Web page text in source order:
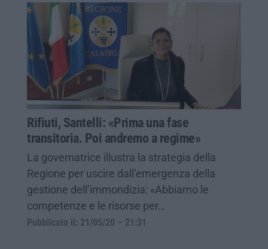
Rifiuti, Santelli: «Prima una fase
transitoria. Poi andremo a regime»
La governatrice illustra la strategia della
Regione per uscire dall’emergenza della
gestione dell’immondizia: «Abbiamo le
competenze e le risorse per…
Pubblicato il: 21/05/20 – 21:31